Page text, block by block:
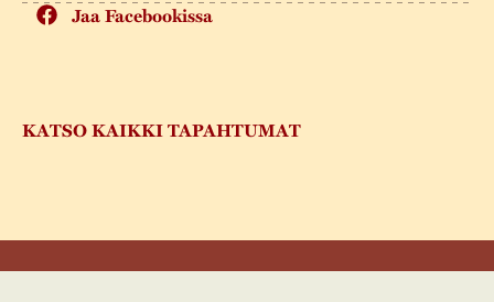
Jaa Facebookissa
KATSO KAIKKI TAPAHTUMAT